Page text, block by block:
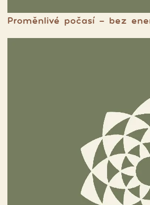
Proměnlivé počasí - bez